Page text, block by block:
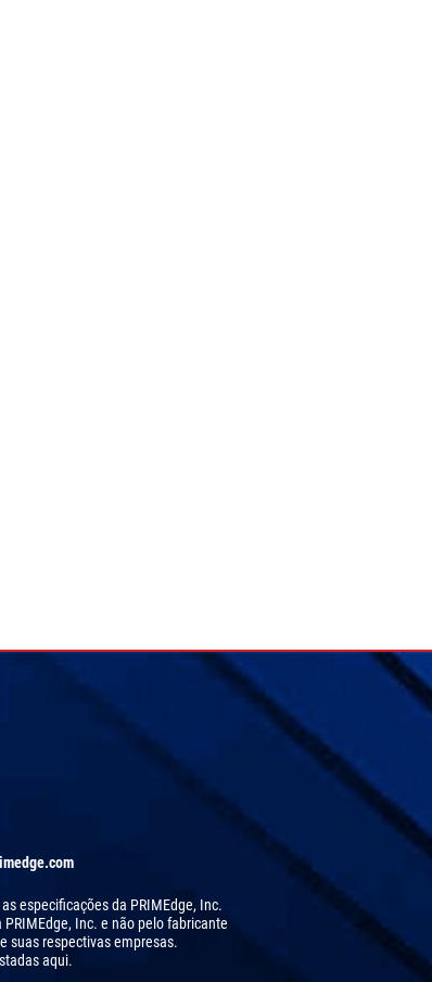
especificações da PRIMEdge, Inc.
Inc. e não pelo fabricante
suas respectivas empresas.
aqui.